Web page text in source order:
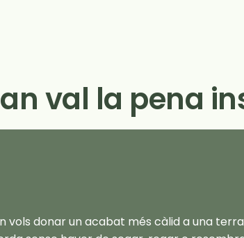
val la pena
vols donar un acabat més càlid a una